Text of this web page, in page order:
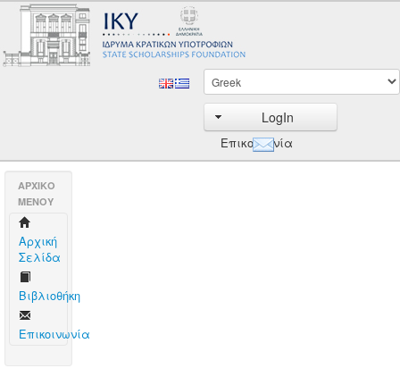
LogIn
Επικοινωνία
AΡΧΙΚΟ
ΜΕΝΟΥ
Aρχική
Σελίδα
Βιβλιοθήκη
Επικοινωνία